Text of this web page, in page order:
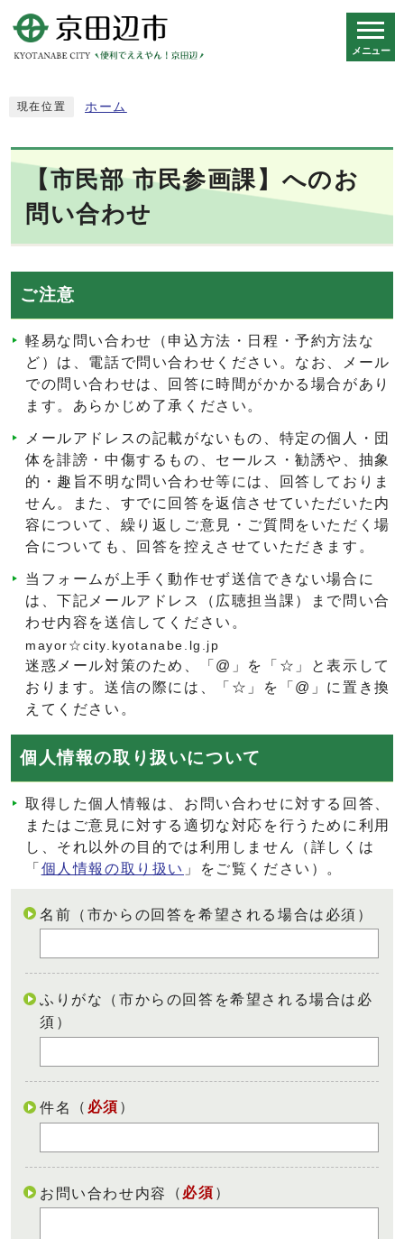
メニュー
現在位置 ホーム
【市民部 市民参画課】へのお
問い合わせ
ご注意
軽易な問い合わせ（申込方法・日程・予約方法な
ど）は、電話で問い合わせください。なお、メール
での問い合わせは、回答に時間がかかる場合があり
ます。あらかじめ了承ください。
メールアドレスの記載がないもの、特定の個人・団
体を誹謗・中傷するもの、セールス・勧誘や、抽象
的・趣旨不明な問い合わせ等には、回答しておりま
せん。また、すでに回答を返信させていただいた内
容について、繰り返しご意見・ご質問をいただく場
合についても、回答を控えさせていただきます。
当フォームが上手く動作せず送信できない場合に
は、下記メールアドレス（広聴担当課）まで問い合
わせ内容を送信してください。
mayor☆city.kyotanabe.lg.jp
迷惑メール対策のため、「@」を「☆」と表示して
おります。送信の際には、「☆」を「@」に置き換
えてください。
個人情報の取り扱いについて
取得した個人情報は、お問い合わせに対する回答、
またはご意見に対する適切な対応を行うために利用
し、それ以外の目的では利用しません（詳しくは
「 個人情報の取り扱い 」をご覧ください）。
名前（市からの回答を希望される場合は必須）
ふりがな（市からの回答を希望される場合は必
須）
件名 （ 必須 ）
お問い合わせ内容 （ 必須 ）